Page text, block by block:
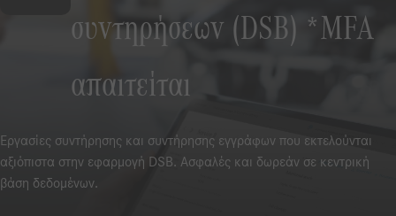
συντηρήσεων (DSB) *MFA
απαιτείται
Εργασίες συντήρησης και συντήρησης εγγράφων που εκτελούνται
αξιόπιστα στην εφαρμογή DSB. Ασφαλές και δωρεάν σε κεντρική
βάση δεδομένων.